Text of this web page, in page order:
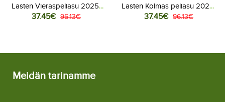
Lasten Vieraspeliasu 2025-
26 Lyhythihainen (+ Lyhyet
37.45€ 96.13€
Lasten Kolmas peliasu 2025-
26 Lyhythihainen (+ Lyhyet
37.45€ 96.13€
Meidän tarinamme